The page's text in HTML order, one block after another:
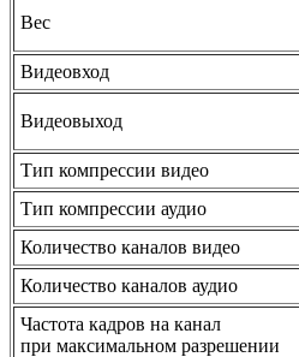
Вес
Видеовход
Видеовыход
Тип компрессии видео
Тип компрессии аудио
Количество каналов видео
Количество каналов аудио
Частота кадров на канал
при максимальном разрешении